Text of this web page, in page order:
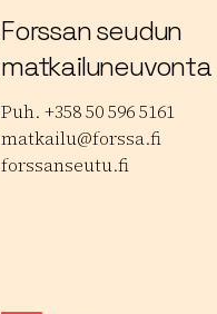
Forssan seudun
matkailuneuvonta
Puh. +358 50 596 5161
matkailu@forssa.fi
forssanseutu.fi